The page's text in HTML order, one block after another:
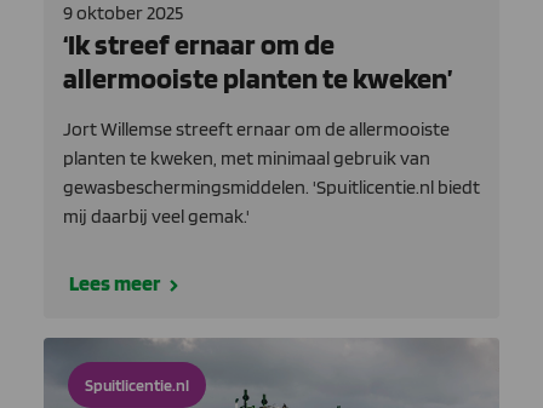
9 oktober 2025
‘Ik streef ernaar om de
allermooiste planten te kweken’
Jort Willemse streeft ernaar om de allermooiste
planten te kweken, met minimaal gebruik van
gewasbeschermingsmiddelen. 'Spuitlicentie.nl biedt
mij daarbij veel gemak.'
Lees meer
Spuitlicentie.nl